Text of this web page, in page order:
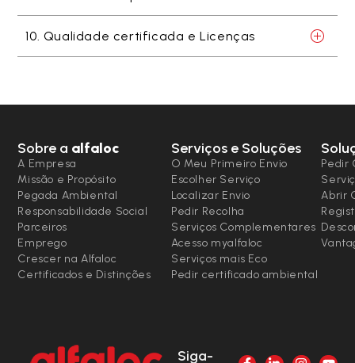
10. Qualidade certificada e Licenças
Sobre a alfaloc
A Empresa
Missão e Propósito
Pegada Ambiental
Responsabilidade Social
Parceiros
Emprego
Crescer na Alfaloc
Certificados e Distinções
Serviços e Soluções
O Meu Primeiro Envio
Escolher Serviço
Localizar Envio
Pedir Recolha
Serviços Complementares
Acesso myalfaloc
Serviços mais Eco
Pedir certificado ambiental
Pedir
Abrir
Siga-